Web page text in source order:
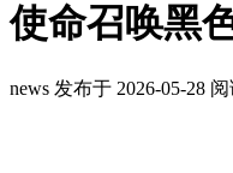
使命召唤黑
news 发布于 2026-05-28 阅